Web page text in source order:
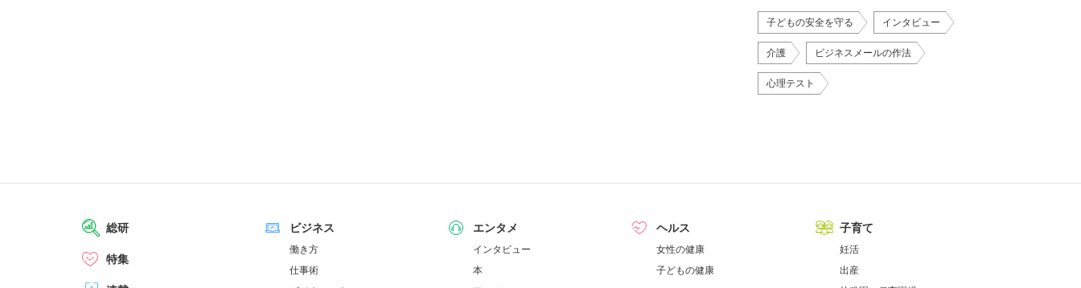
子どもの安全を守る インタビュー
介護 ビジネスメールの作法
心理テスト
総研
特集
ビジネス
働き方
仕事術
エンタメ
インタビュー
本
ヘルス
女性の健康
子どもの健康
子育て
妊活
出産